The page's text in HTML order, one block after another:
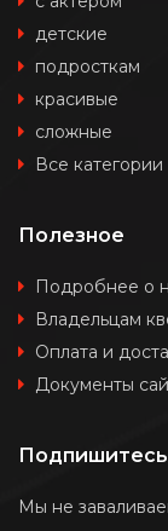
детские
подросткам
красивые
сложные
Все категории
Полезное
Подробнее о
Владельцам
Оплата и
Документы
Подпишитесь
Мы не